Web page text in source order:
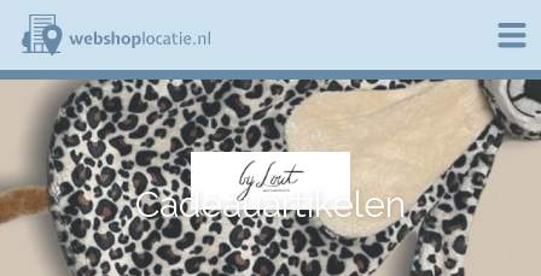
Overslaan
naar
de
h
o
p
Cadeauartikelen